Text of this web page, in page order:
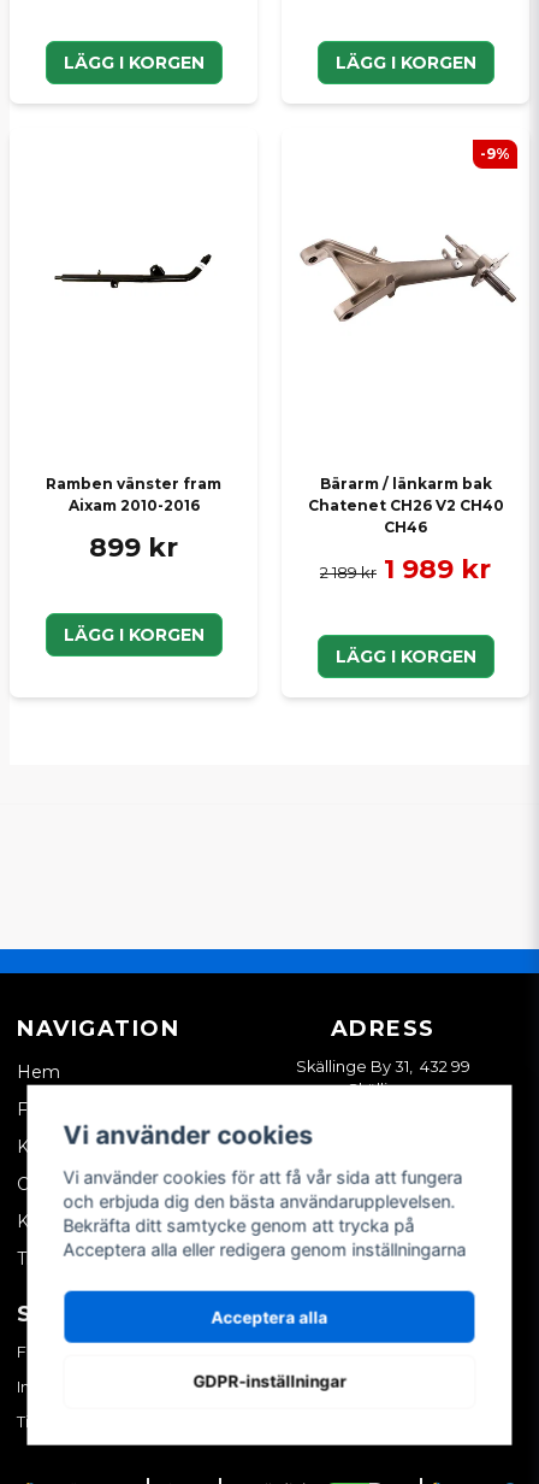
LÄGG I KORGEN LÄGG I KORGEN
Ramben vänster fram
Aixam 2010-2016
899 kr
LÄGG I KORGEN
Bärarm / länkarm bak
Chatenet CH26 V2 CH40
CH46
2 189 kr 1 989 kr
LÄGG I KORGEN
-9%
NAVIGATION
Hem
Företagskund
Kontakta oss
Om oss
Köpvillkor
Tips & trix
ADRESS
Skällinge By 31, 432 99
Skällinge
SOCIALA MEDIER
Facebook
Instagram
TikTok
MITT KONTO
Skapa konto
Vi använder cookies
Vi använder cookies för att få vår sida att fungera
och erbjuda dig den bästa användarupplevelsen.
Bekräfta ditt samtycke genom att trycka på
Acceptera alla eller redigera genom inställningarna
Acceptera alla
GDPR-inställningar